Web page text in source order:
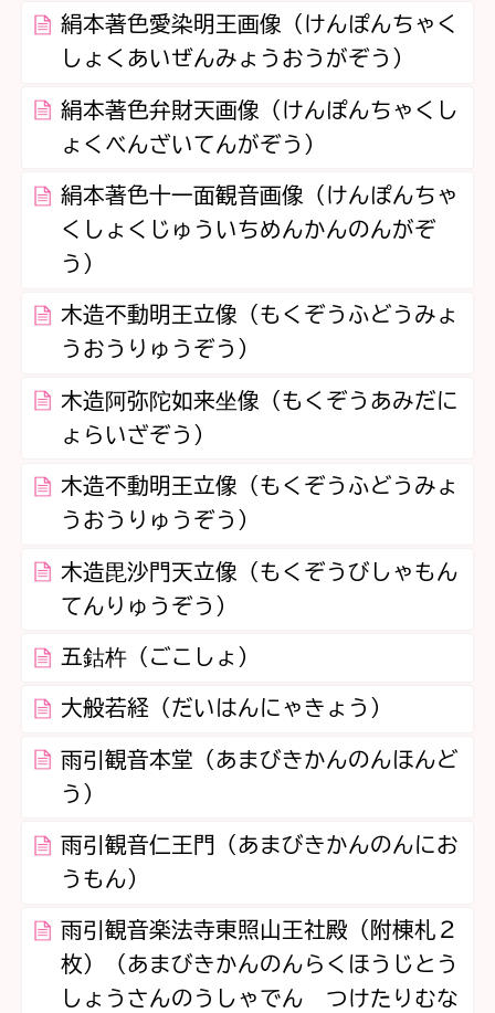
絹本著色愛染明王画像（けんぽんちゃく
しょくあいぜんみょうおうがぞう）
絹本著色弁財天画像（けんぽんちゃくし
ょくべんざいてんがぞう）
絹本著色十一面観音画像（けんぽんちゃ
くしょくじゅういちめんかんのんがぞ
う）
木造不動明王立像（もくぞうふどうみょ
うおうりゅうぞう）
木造阿弥陀如来坐像（もくぞうあみだに
ょらいざぞう）
木造不動明王立像（もくぞうふどうみょ
うおうりゅうぞう）
木造毘沙門天立像（もくぞうびしゃもん
てんりゅうぞう）
五鈷杵（ごこしょ）
大般若経（だいはんにゃきょう）
雨引観音本堂（あまびきかんのんほんど
う）
雨引観音仁王門（あまびきかんのんにお
うもん）
雨引観音楽法寺東照山王社殿（附棟札２
枚）（あまびきかんのんらくほうじとう
しょうさんのうしゃでん つけたりむな